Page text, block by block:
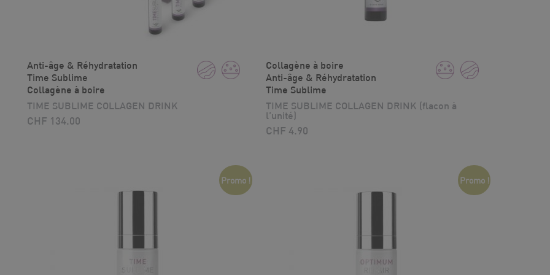
Anti-âge & Réhydratation
Time Sublime
Collagène à boire
TIME SUBLIME COLLAGEN DRINK
CHF 134.00
Collagène à boire
Anti-âge & Réhydratation
Time Sublime
TIME SUBLIME COLLAGEN DRINK (flacon à
l’unité)
CHF 4.90
Promo ! Promo !